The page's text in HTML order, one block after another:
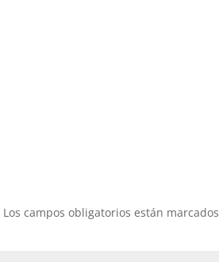
Los campos obligatorios están marcados